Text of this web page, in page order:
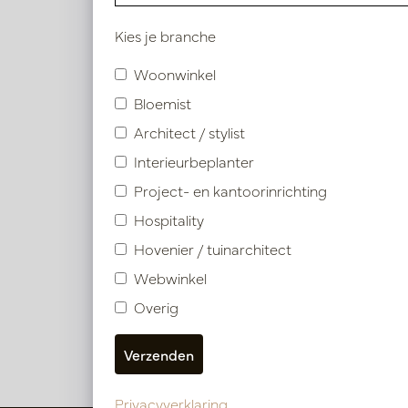
Pot Capiz Hoog Ovaal Goud
Artikelnummer: PV12.550BS
Product specificaties
Materiaal omschrijving
Kies je branche
Woonwinkel
Bloemist
Architect / stylist
Interieurbeplanter
Project- en kantoorinrichting
Hospitality
Hovenier / tuinarchitect
Webwinkel
Overig
Privacyverklaring